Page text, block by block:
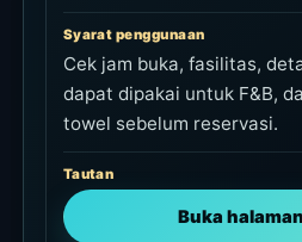
Syarat penggunaan
Cek jam buka, fasilitas,
dapat dipakai untuk F&B,
towel sebelum reservasi.
Tautan
Buka